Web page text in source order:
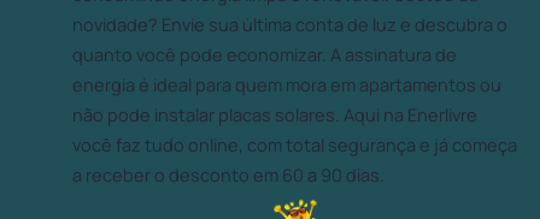
novidade? Envie sua última conta de luz e descubra o
quanto você pode economizar. A assinatura de
energia é ideal para quem mora em apartamentos ou
não pode instalar placas solares. Aqui na Enerlivre
você faz tudo online, com total segurança e já começa
a receber o desconto em 60 a 90 dias.